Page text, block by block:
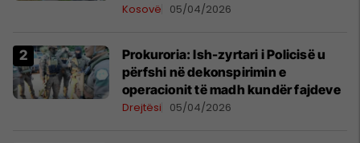
Kosovë 05/04/2026
Prokuroria: Ish-zyrtari i Policisë u
përfshi në dekonspirimin e
operacionit të madh kundër fajdeve
Drejtësi 05/04/2026